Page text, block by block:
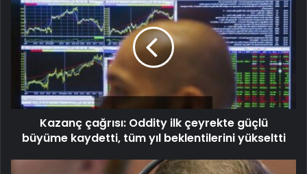
Kazanç çağrısı: Oddity ilk çeyrekte güçlü
büyüme kaydetti, tüm yıl beklentilerini yükseltti